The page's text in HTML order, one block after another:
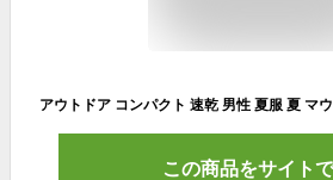
この商品をサイト